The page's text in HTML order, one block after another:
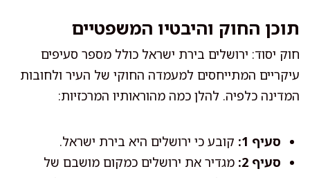
תוכן החוק והיבטיו המשפטיים
חוק יסוד: ירושלים בירת ישראל כולל מספר סעיפים
עיקריים המתייחסים למעמדה החוקי של העיר ולחובות
המדינה כלפיה. להלן כמה מהוראותיו המרכזיות:
סעיף 1:
קובע כי ירושלים היא בירת ישראל.
סעיף 2:
מגדיר את ירושלים כמקום מושבם של